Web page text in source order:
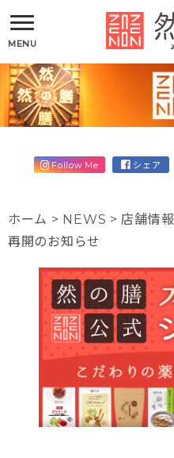
MENU
Follow Me シェア
ホーム > NEWS >店舗情報
再開のお知らせ